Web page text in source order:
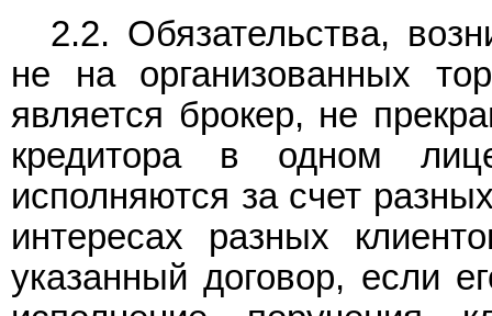
2.2. Обязательства,
не на организованных
является брокер, не
кредитора в одном
исполняются за счет
интересах разных
указанный договор, если